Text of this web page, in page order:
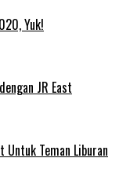
Yuk!
JR East
Untuk Teman Liburan